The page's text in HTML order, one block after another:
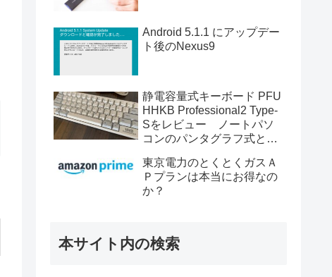
Android 5.1.1 にアップデー
ト後のNexus9
静電容量式キーボード PFU
HHKB Professional2 Type-
Sをレビュー ノートパソ
コンのパンタグラフ式とど
東京電力のとくとくガスＡ
Ｐプランは本当にお得なの
か？
本サイト内の検索